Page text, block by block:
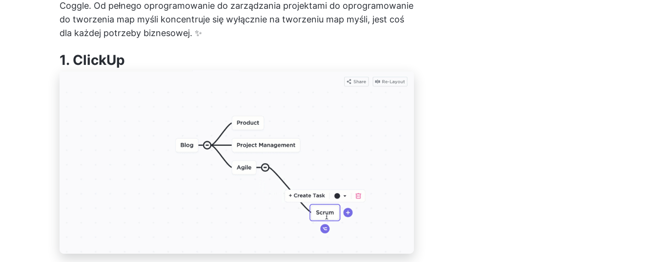
Coggle. Od pełnego oprogramowanie do zarządzania projektami do oprogramowanie
do tworzenia map myśli koncentruje się wyłącznie na tworzeniu map myśli, jest coś
dla każdej potrzeby biznesowej. ✨
1. ClickUp